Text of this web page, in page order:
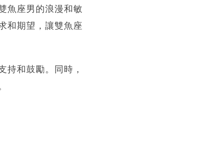
魚座男的浪漫和敏
和期望，讓雙魚座
持和鼓勵。同時，